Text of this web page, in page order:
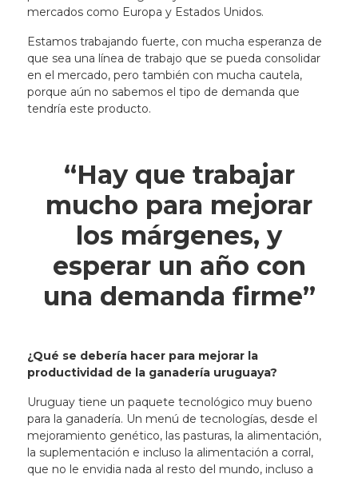
mercados como Europa y Estados Unidos.
Estamos trabajando fuerte, con mucha esperanza de
que sea una línea de trabajo que se pueda consolidar
en el mercado, pero también con mucha cautela,
porque aún no sabemos el tipo de demanda que
tendría este producto.
“Hay que trabajar
mucho para mejorar
los márgenes, y
esperar un año con
una demanda firme”
¿Qué se debería hacer para mejorar la
productividad de la ganadería uruguaya?
Uruguay tiene un paquete tecnológico muy bueno
para la ganadería. Un menú de tecnologías, desde el
mejoramiento genético, las pasturas, la alimentación,
la suplementación e incluso la alimentación a corral,
que no le envidia nada al resto del mundo, incluso a